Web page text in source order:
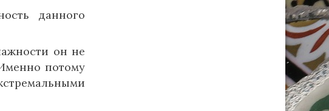
данного
он не
потому